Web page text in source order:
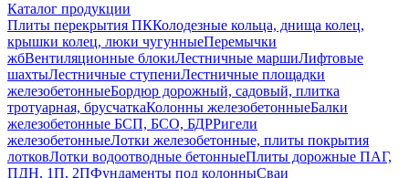
Каталог продукции
Плиты перекрытия ПККолодезные кольца, днища колец,
крышки колец, люки чугунныеПеремычки
жбВентиляционные блокиЛестничные маршиЛифтовые
шахтыЛестничные ступениЛестничные площадки
железобетонныеБордюр дорожный, садовый, плитка
тротуарная, брусчаткаКолонны железобетонныеБалки
железобетонные БСП, БСО, БДРРигели
железобетонныеЛотки железобетонные, плиты покрытия
лотковЛотки водоотводные бетонныеПлиты дорожные ПАГ,
ПДН, 1П, 2ПФундаменты под колонныСваи